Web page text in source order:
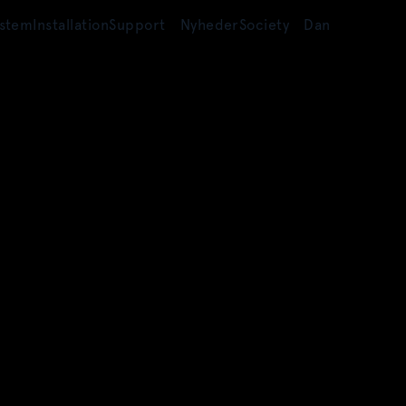
InstallationSupport NyhederSociety Dan